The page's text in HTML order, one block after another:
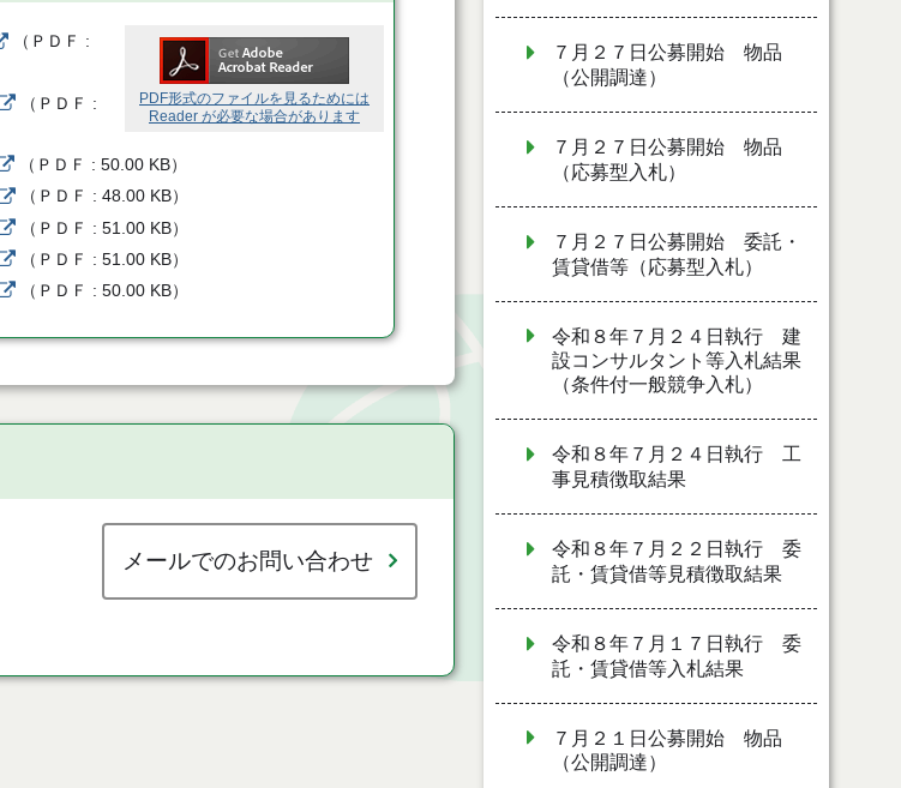
PDF形式のファイルを見るためには
Reader が必要な場合があります
（ ＰＤＦ
（ ＰＤＦ
（ ＰＤＦ 50.00 KB）
（ ＰＤＦ 48.00 KB）
（ ＰＤＦ 51.00 KB）
（ ＰＤＦ 51.00 KB）
（ ＰＤＦ 50.00 KB）
メールでのお問い合わせ
７月２７日公募開始 物品
（公開調達）
７月２７日公募開始 物品
（応募型入札）
７月２７日公募開始 委託・
賃貸借等（応募型入札）
令和８年７月２４日執行 建
設コンサルタント等入札結果
（条件付一般競争入札）
令和８年７月２４日執行 工
事見積徴取結果
令和８年７月２２日執行 委
託・賃貸借等見積徴取結果
令和８年７月１７日執行 委
託・賃貸借等入札結果
７月２１日公募開始 物品
（公開調達）